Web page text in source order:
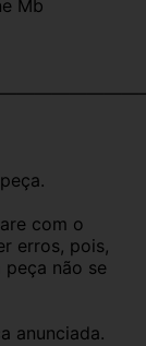
Mb
erros, pois,
não se
anunciada.